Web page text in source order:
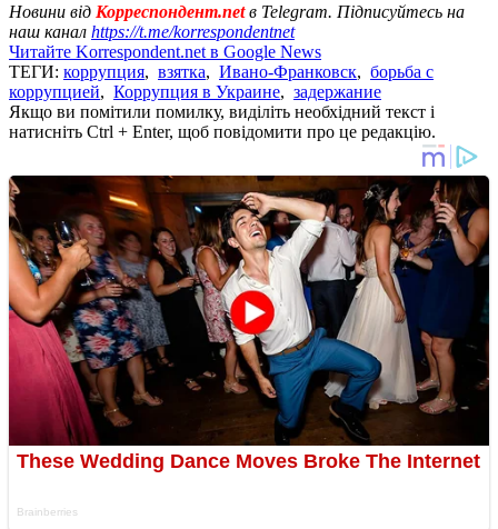
Новини від Корреспондент.netв Telegram. Підписуйтесь на
наш канал https://t.me/korrespondentnet
Читайте Korrespondent.net в Google News
ТЕГИ: коррупция, взятка, Ивано-Франковск, борьба с
коррупцией, Коррупция в Украине, задержание
Якщо ви помітили помилку, виділіть необхідний текст і
натисніть Ctrl + Enter, щоб повідомити про це редакцію.